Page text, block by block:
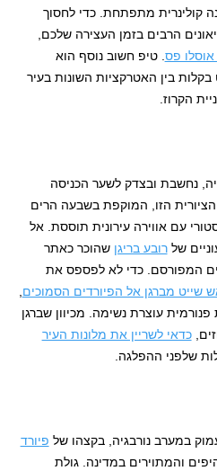
קולינרית מתפתחת. כדי לחסוך
הרבים בזמן העצירה שלכם,
אוסלו פס. טיפ חשוב נוסף הוא
בקלות בין האטרקציות השונות בעיר
נחשבת ובצדק לשער הכניסה
הזו, המוקפת בשבעה הרים
עם אווירה עירונית תוססת. אל
שלרובע בריגן שהוכר כאתר
המפורסם. כדי לא לפספס את
שייט מברגן אל הפיורדים הסמוכים,
עוצרת נשימה. מכיוון שברגן
כדאי לשריין את מלונות העיר
שלפני ההפלגה.
במערב נורבגיה, בקצהו של פיורד
והמתוירים במדינה. גולת